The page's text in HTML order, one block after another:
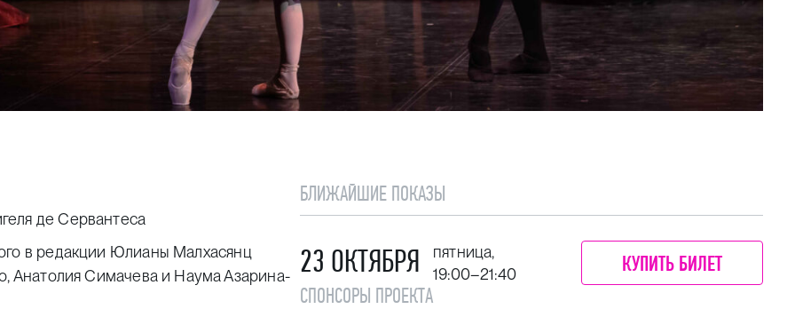
де Сервантеса
в редакции Юлианы Малхасянц
Анатолия Симачева и Наума Азарина-
БЛИЖАЙШИЕ ПОКАЗЫ
23 ОКТЯБРЯ
пятница,
19:00–21:40
КУПИТЬ БИЛЕТ
СПОНСОРЫ ПРОЕКТА